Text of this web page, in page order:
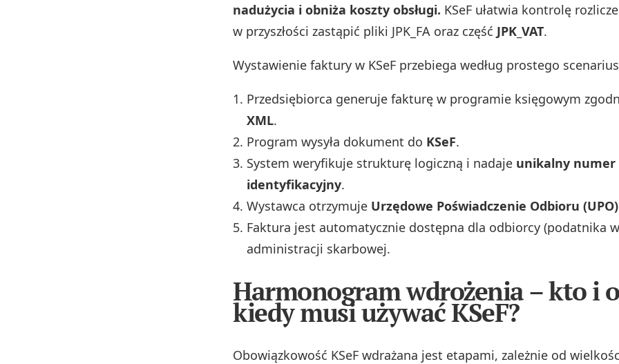
nadużycia i obniża koszty obsługi. KSeF ułatwia kontrolę
w przyszłości zastąpić pliki JPK_FA oraz część JPK_VAT.
Wystawienie faktury w KSeF przebiega według prostego
Przedsiębiorca generuje fakturę w programie księgowym
XML.
Program wysyła dokument do KSeF.
System weryfikuje strukturę logiczną i nadaje unikalny numer
identyfikacyjny.
Wystawca otrzymuje Urzędowe Poświadczenie Odbioru (UPO)
Faktura jest automatycznie dostępna dla odbiorcy (podatnika
administracji skarbowej.
Harmonogram wdrożenia – kto i
kiedy musi używać KSeF?
Obowiązkowość KSeF wdrażana jest etapami, zależnie od